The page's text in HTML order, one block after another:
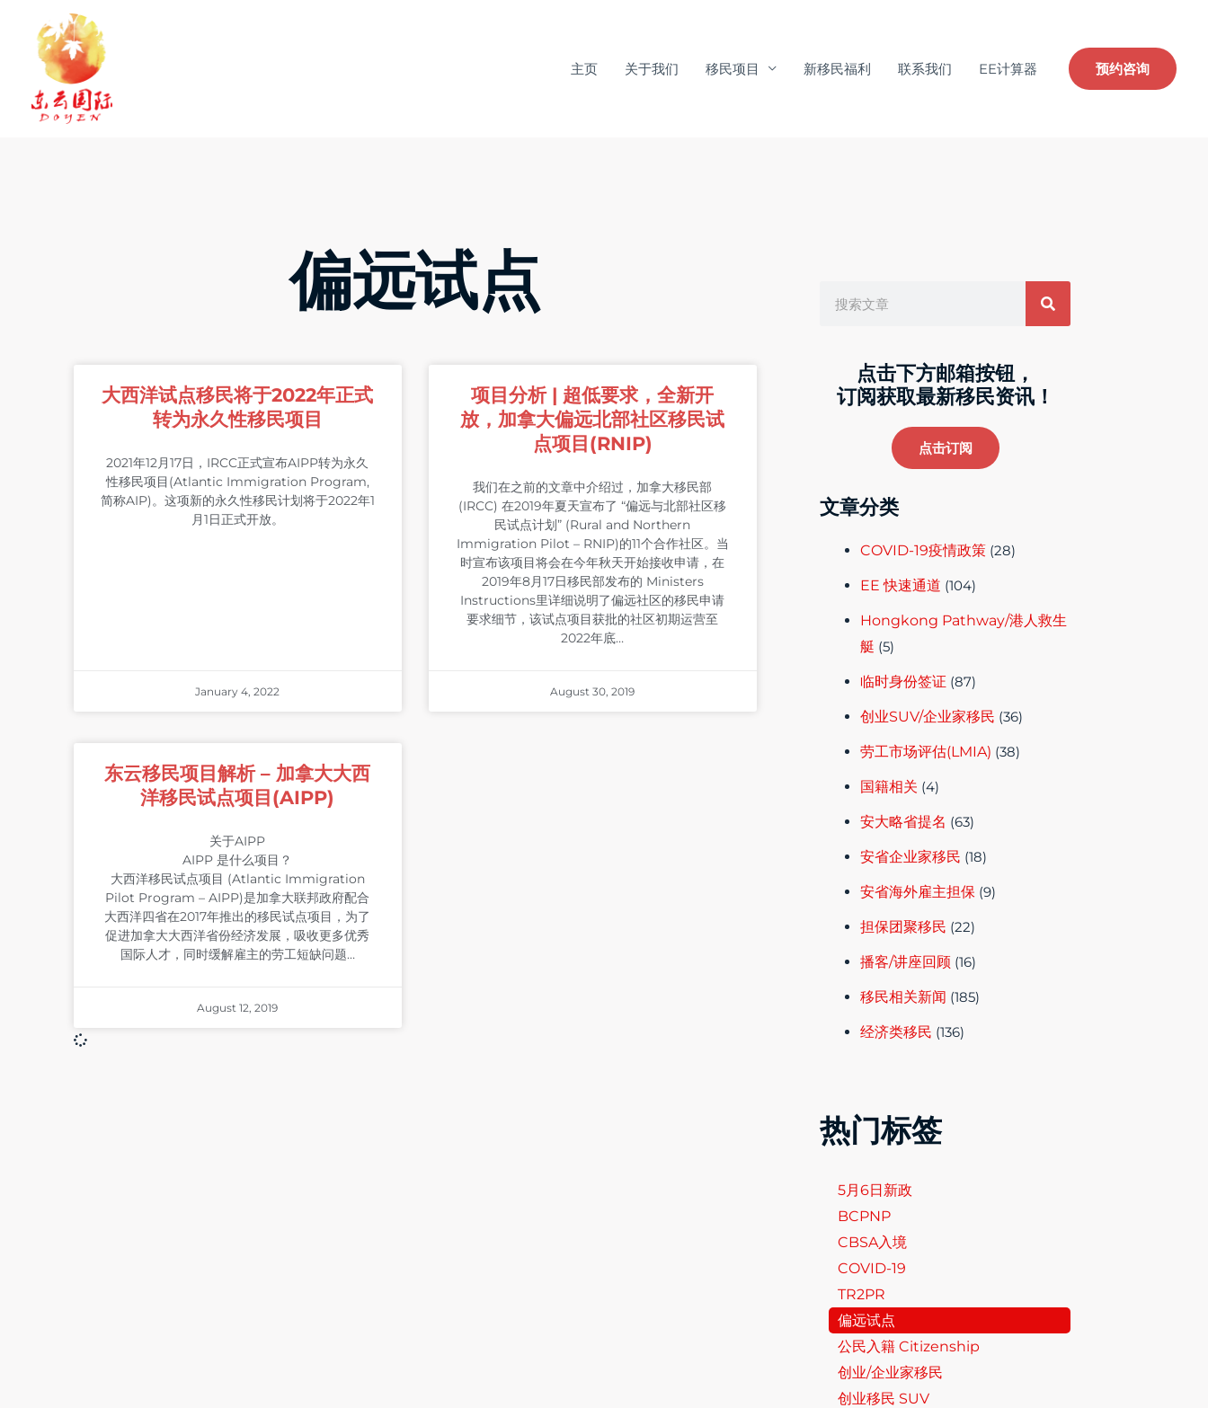
content
主页 关于我们 移民项目 新移民福利 联系我们 EE计算器 预约咨询
偏远试点
大西洋试点移民将于2022年正式
转为永久性移民项目
2021年12月17日，IRCC正式宣布AIPP转为永久
性移民项目(Atlantic Immigration Program,
简称AIP)。这项新的永久性移民计划将于2022年1
月1日正式开放。
January 4, 2022
项目分析 | 超低要求，全新开
放，加拿大偏远北部社区移民试
点项目(RNIP)
我们在之前的文章中介绍过，加拿大移民部
(IRCC) 在2019年夏天宣布了 “偏远与北部社区移
民试点计划” (Rural and Northern
Immigration Pilot – RNIP)的11个合作社区。当
时宣布该项目将会在今年秋天开始接收申请，在
2019年8月17日移民部发布的 Ministers
Instructions里详细说明了偏远社区的移民申请
要求细节，该试点项目获批的社区初期运营至
2022年底…
August 30, 2019
东云移民项目解析 – 加拿大大西
洋移民试点项目(AIPP)
关于AIPP
AIPP 是什么项目？
大西洋移民试点项目 (Atlantic Immigration
Pilot Program – AIPP)是加拿大联邦政府配合
大西洋四省在2017年推出的移民试点项目，为了
促进加拿大大西洋省份经济发展，吸收更多优秀
国际人才，同时缓解雇主的劳工短缺问题…
August 12, 2019
点击下方邮箱按钮，
订阅获取最新移民资讯！
点击订阅
文章分类
COVID-19疫情政策(28)
EE 快速通道 (104)
Hongkong Pathway/港人救生
艇 (5)
临时身份签证 (87)
创业SUV/企业家移民 (36)
劳工市场评估(LMIA) (38)
国籍相关 (4)
安大略省提名 (63)
安省企业家移民 (18)
安省海外雇主担保(9)
担保团聚移民 (22)
播客/讲座回顾(16)
移民相关新闻 (185)
经济类移民 (136)
热门标签
5月6日新政
BCPNP
CBSA入境
COVID-19
TR2PR
偏远试点
公民入籍 Citizenship
创业/企业家移民
创业移民 SUV